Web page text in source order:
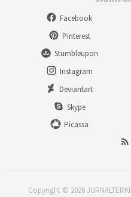
Facebook
Pinterest
Stumbleupon
Instagram
Deviantart
Skype
Picassa
Copyright © 2026